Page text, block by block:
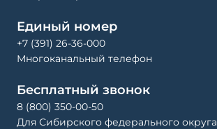
Единый номер
+7 (391) 26-36-000
Многоканальный телефон
Бесплатный звонок
8 (800) 350-00-50
Для Сибирского федерального округа